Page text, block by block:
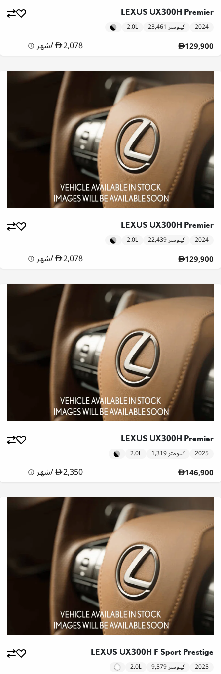
LEXUS UX300H Premier
2024 23,461 كيلومتر 2.0L
129,900
2,078
/شهر
LEXUS UX300H Premier
2024 22,439 كيلومتر 2.0L
129,900
2,078
/شهر
LEXUS UX300H Premier
2025 1,319 كيلومتر 2.0L
146,900
2,350
/شهر
LEXUS UX300H F Sport Prestige
2025 9,579 كيلومتر 2.0L